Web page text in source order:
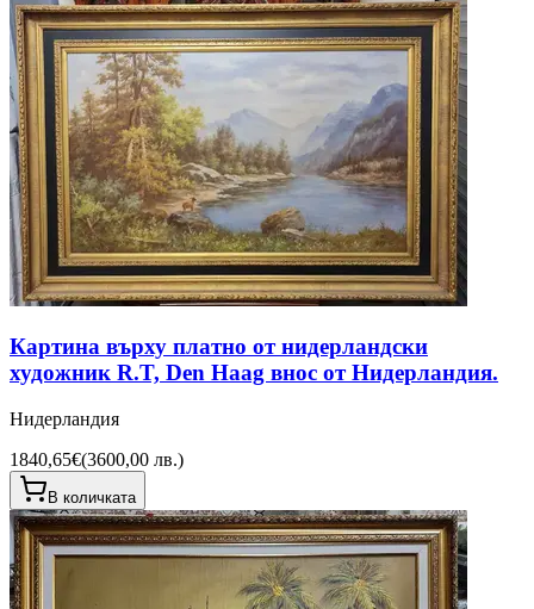
Картина върху платно от нидерландски
художник R.T, Den Haag внос от Нидерландия.
Нидерландия
1840,65€(3600,00 лв.)
В количката